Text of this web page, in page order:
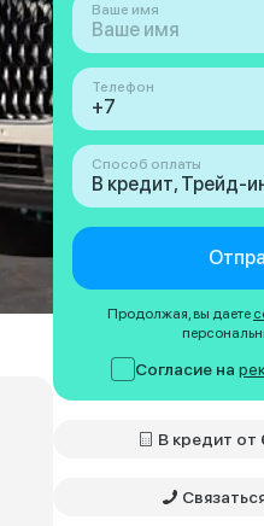
Ваше имя
Телефон
Способ оплаты
В кредит, Трейд-
Продолжая, вы даете
Согласие на
В